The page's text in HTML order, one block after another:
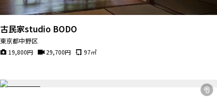
古民家studio BODO
東京都中野区
19,800円 29,700円 97㎡